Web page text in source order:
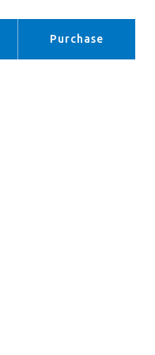
Purchase